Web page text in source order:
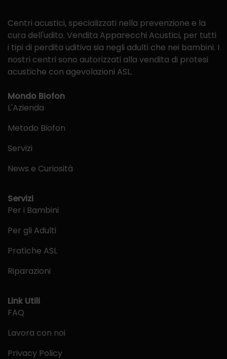
Centri acustici, specializzati nella prevenzione e la
cura dell'udito. Vendita Apparecchi Acustici, per tutti
i tipi di perdita uditiva sia negli adulti che nei bambini. I
nostri centri sono autorizzati alla vendita di protesi
acustiche con agevolazioni ASL.
Mondo Biofon
L'Azienda
Metodo Biofon
Servizi
News e Curiosità
Servizi
Per i Bambini
Per gli Adulti
Pratiche ASL
Riparazioni
Link Utili
FAQ
Lavora con noi
Privacy Policy